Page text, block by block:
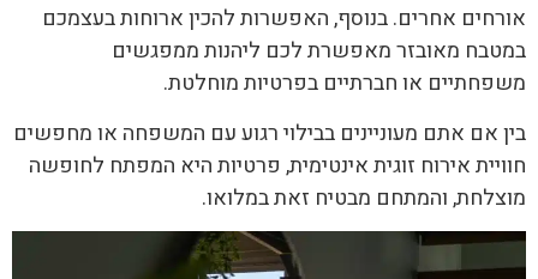
אורחים אחרים. בנוסף, האפשרות להכין ארוחות בעצמכם
במטבח מאובזר מאפשרת לכם ליהנות ממפגשים
משפחתיים או חברתיים בפרטיות מוחלטת.
בין אם אתם מעוניינים בבילוי רגוע עם המשפחה או מחפשים
חוויית אירוח זוגית אינטימית, פרטיות היא המפתח לחופשה
מוצלחת, והמתחם מבטיח זאת במלואו.